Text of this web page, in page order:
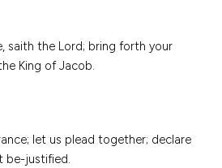
saith the Lord; bring forth your
King of Jacob.
let us plead together; declare
be-justified.